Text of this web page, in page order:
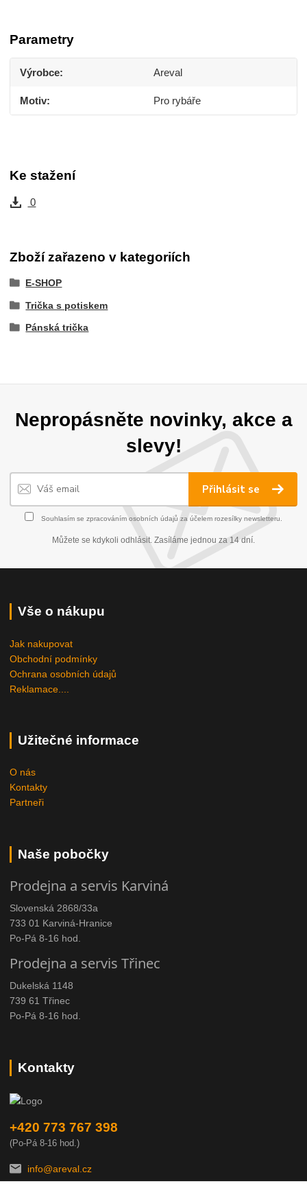
Parametry
Výrobce Areval
Motiv Pro rybáře
Ke stažení
0
Zboží zařazeno v kategoriích
E-SHOP
Trička s potiskem
Pánská trička
Nepropásněte novinky, akce a
slevy!
Přihlásit se
Souhlasím se zpracováním osobních údajů za účelem rozesílky newsletteru.
Můžete se kdykoli odhlásit. Zasíláme jednou za 14 dní.
Vše o nákupu
Jak nakupovat
Obchodní podmínky
Ochrana osobních údajů
Reklamace....
Užitečné informace
O nás
Kontakty
Partneři
Naše pobočky
Prodejna a servis Karviná
Slovenská 2868/33a
733 01 Karviná-Hranice
Po-Pá 8-16 hod.
Prodejna a servis Třinec
Dukelská 1148
739 61 Třinec
Po-Pá 8-16 hod.
Kontakty
+420 773 767 398
(Po-Pá 8-16 hod.)
info@areval.cz